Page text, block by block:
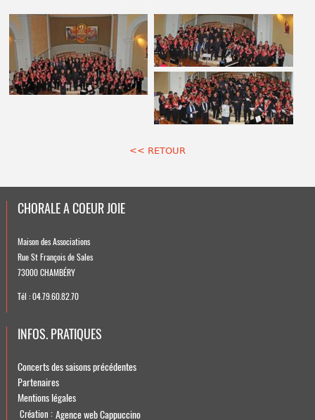
<< RETOUR
CHORALE A COEUR JOIE
Maison des Associations
Rue St François de Sales
73000 CHAMBÉRY
Tél : 04.79.60.82.70
INFOS. PRATIQUES
Concerts des saisons précédentes
Partenaires
Mentions légales
Création : Agence web Cappuccino